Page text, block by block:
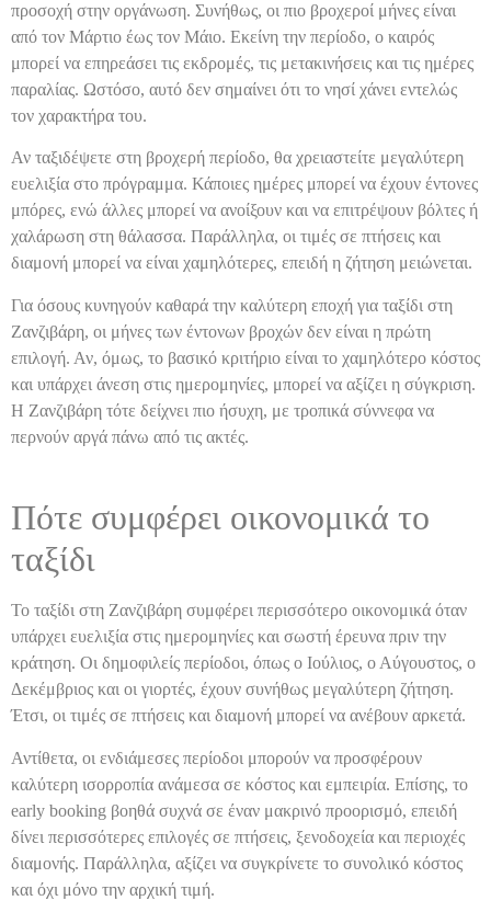
προσοχή στην οργάνωση. Συνήθως, οι πιο βροχεροί μήνες είναι
από τον Μάρτιο έως τον Μάιο. Εκείνη την περίοδο, ο καιρός
μπορεί να επηρεάσει τις εκδρομές, τις μετακινήσεις και τις ημέρες
παραλίας. Ωστόσο, αυτό δεν σημαίνει ότι το νησί χάνει εντελώς
τον χαρακτήρα του.
Αν ταξιδέψετε στη βροχερή περίοδο, θα χρειαστείτε μεγαλύτερη
ευελιξία στο πρόγραμμα. Κάποιες ημέρες μπορεί να έχουν έντονες
μπόρες, ενώ άλλες μπορεί να ανοίξουν και να επιτρέψουν βόλτες ή
χαλάρωση στη θάλασσα. Παράλληλα, οι τιμές σε πτήσεις και
διαμονή μπορεί να είναι χαμηλότερες, επειδή η ζήτηση μειώνεται.
Για όσους κυνηγούν καθαρά την καλύτερη εποχή για ταξίδι στη
Ζανζιβάρη, οι μήνες των έντονων βροχών δεν είναι η πρώτη
επιλογή. Αν, όμως, το βασικό κριτήριο είναι το χαμηλότερο κόστος
και υπάρχει άνεση στις ημερομηνίες, μπορεί να αξίζει η σύγκριση.
Η Ζανζιβάρη τότε δείχνει πιο ήσυχη, με τροπικά σύννεφα να
περνούν αργά πάνω από τις ακτές.
Πότε συμφέρει οικονομικά το
ταξίδι
Το ταξίδι στη Ζανζιβάρη συμφέρει περισσότερο οικονομικά όταν
υπάρχει ευελιξία στις ημερομηνίες και σωστή έρευνα πριν την
κράτηση. Οι δημοφιλείς περίοδοι, όπως ο Ιούλιος, ο Αύγουστος, ο
Δεκέμβριος και οι γιορτές, έχουν συνήθως μεγαλύτερη ζήτηση.
Έτσι, οι τιμές σε πτήσεις και διαμονή μπορεί να ανέβουν αρκετά.
Αντίθετα, οι ενδιάμεσες περίοδοι μπορούν να προσφέρουν
καλύτερη ισορροπία ανάμεσα σε κόστος και εμπειρία. Επίσης, το
early booking βοηθά συχνά σε έναν μακρινό προορισμό, επειδή
δίνει περισσότερες επιλογές σε πτήσεις, ξενοδοχεία και περιοχές
διαμονής. Παράλληλα, αξίζει να συγκρίνετε το συνολικό κόστος
και όχι μόνο την αρχική τιμή.